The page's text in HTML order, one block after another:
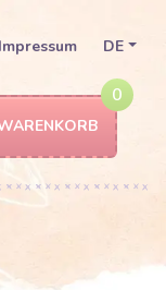
Impressum DE
0